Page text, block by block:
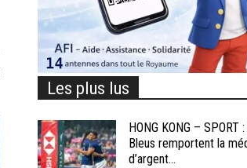
Les plus lus
HONG KONG – SPORT
Bleus remportent la
d’argent...